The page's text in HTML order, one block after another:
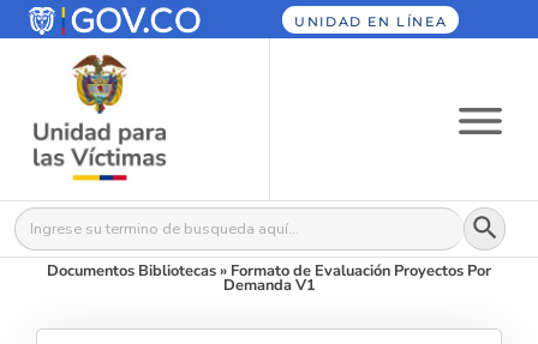
UNIDAD EN LÍNEA
Buscar: Botón
Documentos Bibliotecas» Formato de Evaluación Proyectos Por
Demanda V1